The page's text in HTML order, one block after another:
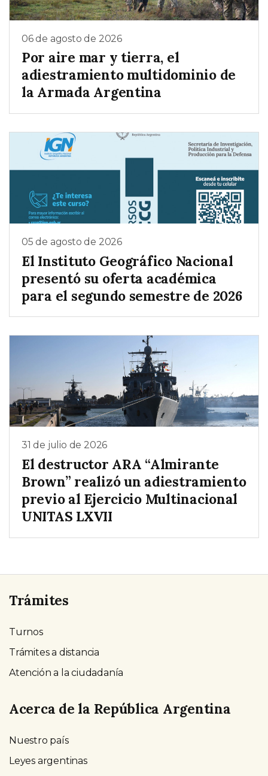
06 de agosto de 2026
Por aire mar y tierra, el
adiestramiento multidominio de
la Armada Argentina
05 de agosto de 2026
El Instituto Geográfico Nacional
presentó su oferta académica
para el segundo semestre de 2026
31 de julio de 2026
El destructor ARA “Almirante
Brown” realizó un adiestramiento
previo al Ejercicio Multinacional
UNITAS LXVII
Trámites
Turnos
Trámites a distancia
Atención a la ciudadanía
Acerca de la República Argentina
Nuestro país
Leyes argentinas